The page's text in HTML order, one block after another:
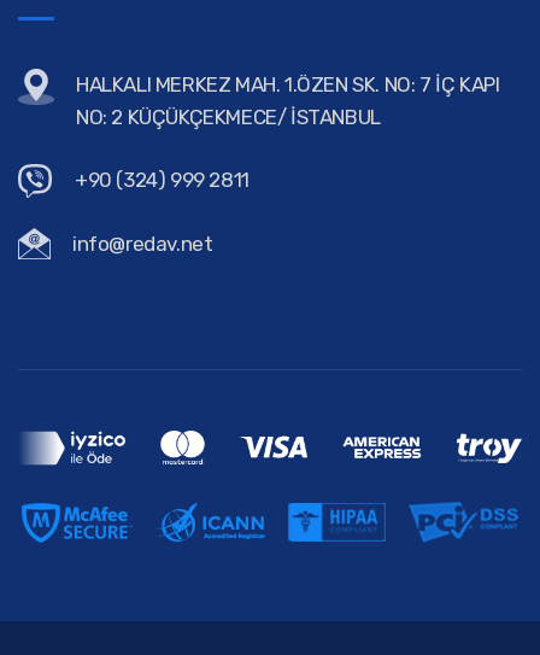
HALKALI MERKEZ MAH. 1.ÖZEN SK. NO: 7 İÇ KAPI
NO: 2 KÜÇÜKÇEKMECE/ İSTANBUL
+90 (324) 999 2811
info@redav.net